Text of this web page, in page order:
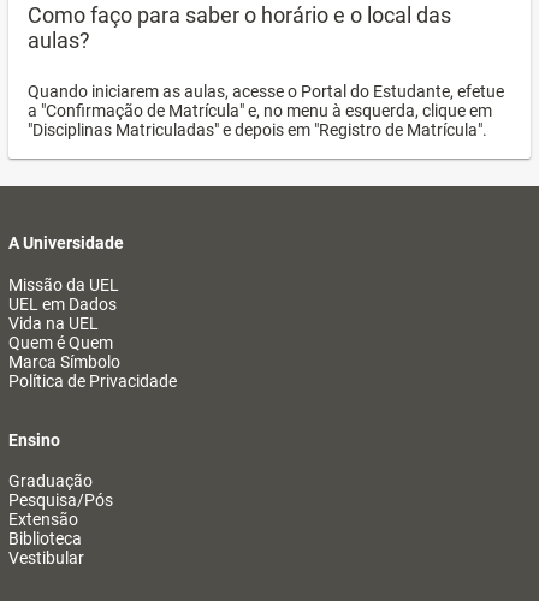
Como faço para saber o horário e o local das
aulas?
Quando iniciarem as aulas, acesse o Portal do Estudante, efetue
a "Confirmação de Matrícula" e, no menu à esquerda, clique em
"Disciplinas Matriculadas" e depois em "Registro de Matrícula".
A Universidade
Missão da UEL
UEL em Dados
Vida na UEL
Quem é Quem
Marca Símbolo
Política de Privacidade
Ensino
Graduação
Pesquisa/Pós
Extensão
Biblioteca
Vestibular